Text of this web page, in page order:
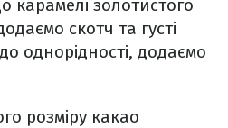
карамелі золотистого
скотч та густі
однорідності, додаємо
розміру какао